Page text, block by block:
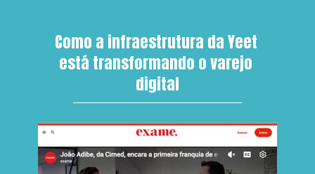
Como a infraestrutura da Yeet
está transformando o varejo
digital